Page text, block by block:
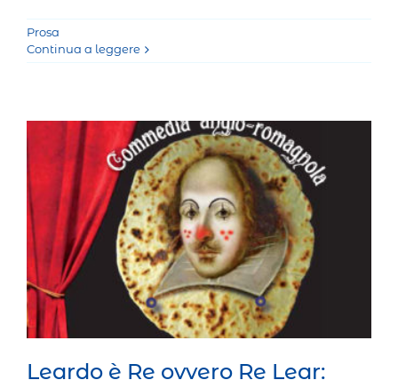
Prosa
Continua a leggere
Leardo è Re ovvero Re Lear: commedia
anglo-romagnola
Prosa
Leardo è Re ovvero Re Lear: